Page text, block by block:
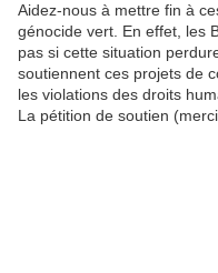
Aidez-nous à mettre fin à
génocide vert. En effet, les
pas si cette situation
soutiennent ces projets de
les violations des droits
La pétition de soutien